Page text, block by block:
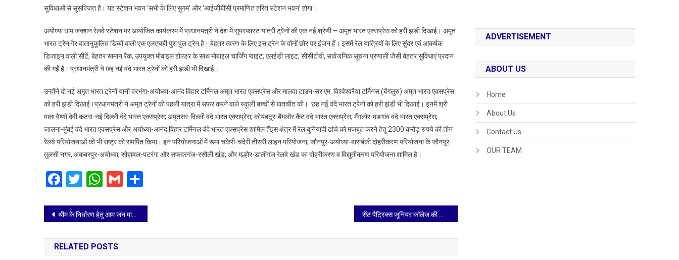
सुविधाओं से सुसज्जित है। यह स्टेशन भवन ‘सभी के लिए सुगम’ और ‘आईजीबीसी प्रमाणित हरित स्टेशन भवन’ होगा।
अयोध्या धाम जंक्शन रेलवे स्टेशन पर आयोजित कार्यक्रम में प्रधानमंत्री ने देश में सुपरफास्ट यात्री ट्रेनों की एक नई श्रेणी – अमृत भारत एक्सप्रेस को हरी झंडी दिखाई। अमृत ​​
भारत ट्रेन गैर वातानुकूलित डिब्बों वाली एक एलएचबी पुश पुल ट्रेन है। बेहतर त्वरण के लिए इस ट्रेन के दोनों छोर पर इंजन हैं। इसमें रेल यात्रियों के लिए सुंदर एवं आकर्षक
डिजाइन वाली सीटें, बेहतर सामान रैक, उपयुक्त मोबाइल होल्डर के साथ मोबाइल चार्जिंग प्वाइंट, एलईडी लाइट, सीसीटीवी, सार्वजनिक सूचना प्रणाली जैसी बेहतर सुविधाएं प्रदान
की गईं हैं। प्रधानमंत्री ने छह नई वंदे भारत ट्रेनों को हरी झंडी भी दिखाई।
उन्होंने दो नई अमृत भारत ट्रेनों यानी दरभंगा-अयोध्या-आनंद विहार टर्मिनल अमृत भारत एक्सप्रेस और मालदा टाउन-सर एम. विश्वेश्वरैया टर्मिनस (बेंगलुरु) अमृत भारत एक्सप्रेस
को हरी झंडी दिखाई।प्रधानमंत्री ने अमृत ट्रेनों की पहली यात्रा में सफर करने वाले स्कूली बच्चों से बातचीत की। छह नई वंदे भारत ट्रेनों को हरी झंडी भी दिखाई। इनमें श्री
माता वैष्णो देवी कटरा-नई दिल्ली वंदे भारत एक्सप्रेस; अमृतसर-दिल्ली वंदे भारत एक्सप्रेस; कोयंबटूर-बैंगलोर कैंट वंदे भारत एक्सप्रेस; मैंगलोर-मडगांव वंदे भारत एक्सप्रेस;
जालना-मुंबई वंदे भारत एक्सप्रेस और अयोध्या-आनंद विहार टर्मिनल वंदे भारत एक्सप्रेस शामिल हैंइस क्षेत्र में रेल बुनियादी ढांचे को मजबूत करने हेतु 2300 करोड़ रुपये की तीन
रेलवे परियोजनाओं को भी राष्ट्र को समर्पित किया। इन परियोजनाओं में रूमा चकेरी-चंदेरी तीसरी लाइन परियोजना; जौनपुर-अयोध्या-बाराबंकी दोहरीकरण परियोजना के जौनपुर-
तुलसी नगर, अकबरपुर-अयोध्या, सोहावल-पटरंगा और सफदरगंज-रसौली खंड; और मल्हौर-डालीगंज रेलवे खंड का दोहरीकरण व विद्युतीकरण परियोजना शामिल है।
Facebook
Twitter
WhatsApp
Gmail
Post
navigation
थीम के निर्धारण हेतु आम जन मानस से स्व-रचित थीम आमंत्रित
RELATED POSTS
ADVERTISEMENT
ABOUT US
Home
About Us
Contact Us
OUR TEAM